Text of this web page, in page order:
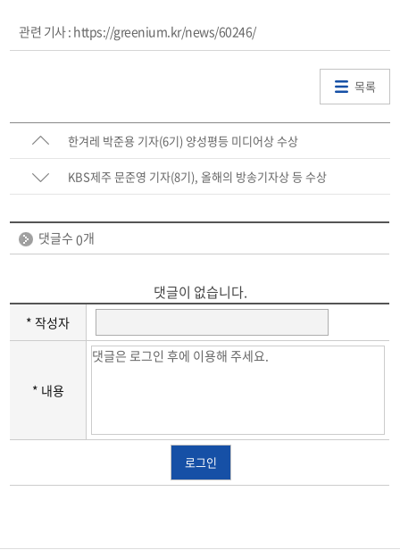
관련 기사 : https://greenium.kr/news/60246/
목록
한겨레 박준용 기자(6기) 양성평등 미디어상 수상
KBS제주 문준영 기자(8기), 올해의 방송기자상 등 수상
댓글수0개
댓글이 없습니다.
* 작성자
* 내용
로그인